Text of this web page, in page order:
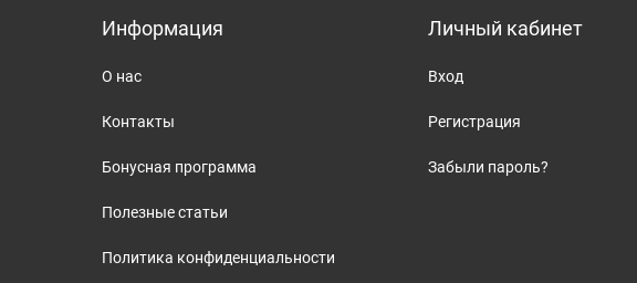
Информация
О нас
Контакты
Бонусная программа
Полезные статьи
Политика конфиденциальности
Личный кабинет
Вход
Регистрация
Забыли пароль?